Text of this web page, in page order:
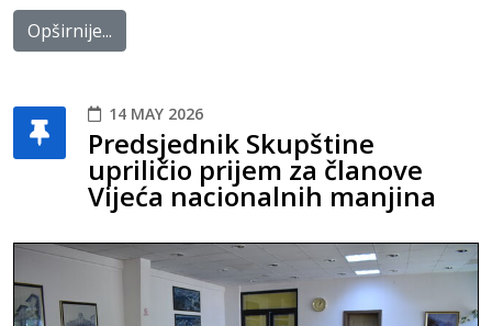
Opširnije...
14 MAY 2026
Predsjednik Skupštine
upriličio prijem za članove
Vijeća nacionalnih manjina